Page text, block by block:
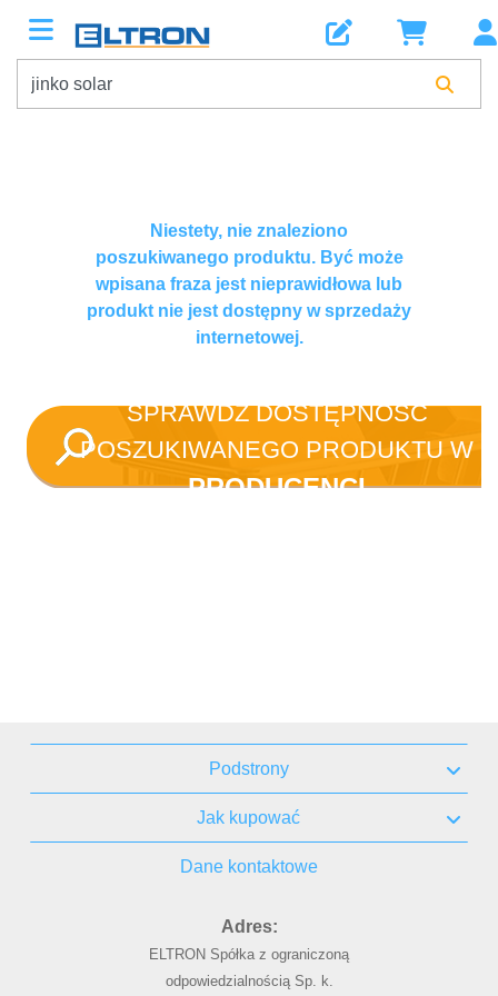
Niestety, nie znaleziono
poszukiwanego produktu. Być może
wpisana fraza jest nieprawidłowa lub
produkt nie jest dostępny w sprzedaży
internetowej.
SPRAWDŹ DOSTĘPNOŚĆ
POSZUKIWANEGO PRODUKTU W
PRODUCENCI
Podstrony
Jak kupować
Dane kontaktowe
Adres:
ELTRON Spółka z ograniczoną
odpowiedzialnością Sp. k.